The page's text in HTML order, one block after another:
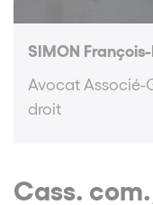
SIMON
Avocat Associé-
droit
Cass.